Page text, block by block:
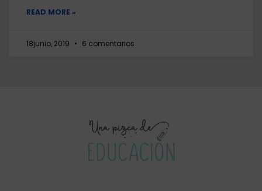
READ MORE »
18junio, 2019 6 comentarios